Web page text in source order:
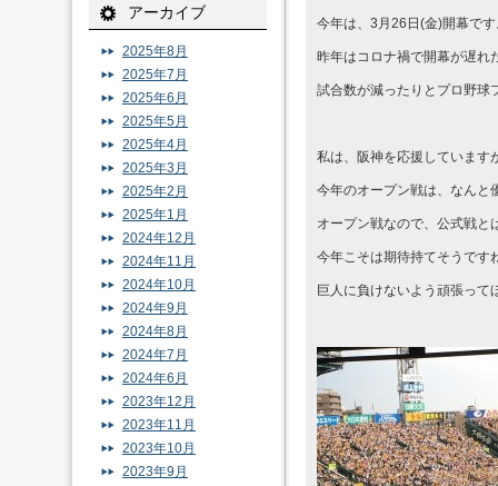
今年は、3月26日(金)開幕で
昨年はコロナ禍で開幕が遅れ
試合数が減ったりとプロ野球
私は、阪神を応援しています
今年のオープン戦は、なんと
オープン戦なので、公式戦と
今年こそは期待持てそうです
巨人に負けないよう頑張って
アーカイブ
2025年8月
2025年7月
2025年6月
2025年5月
2025年4月
2025年3月
2025年2月
2025年1月
2024年12月
2024年11月
2024年10月
2024年9月
2024年8月
2024年7月
2024年6月
2023年12月
2023年11月
2023年10月
2023年9月